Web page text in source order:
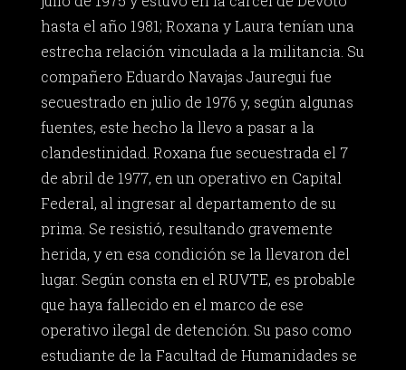
hasta el año 1981; Roxana y Laura tenían una
estrecha relación vinculada a la militancia. Su
compañero Eduardo Navajas Jauregui fue
secuestrado en julio de 1976 y, según algunas
fuentes, este hecho la llevo a pasar a la
clandestinidad. Roxana fue secuestrada el 7
de abril de 1977, en un operativo en Capital
Federal, al ingresar al departamento de su
prima. Se resistió, resultando gravemente
herida, y en esa condición se la llevaron del
lugar. Según consta en el RUVTE, es probable
que haya fallecido en el marco de ese
operativo ilegal de detención. Su paso como
estudiante de la Facultad de Humanidades se